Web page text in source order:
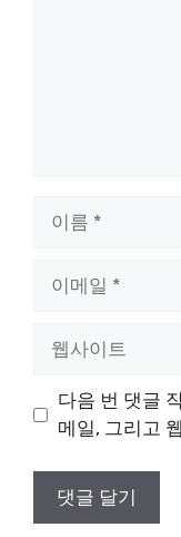
트
다음 번 댓글
메일, 그리고